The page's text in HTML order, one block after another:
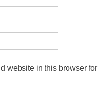
website in this browser for